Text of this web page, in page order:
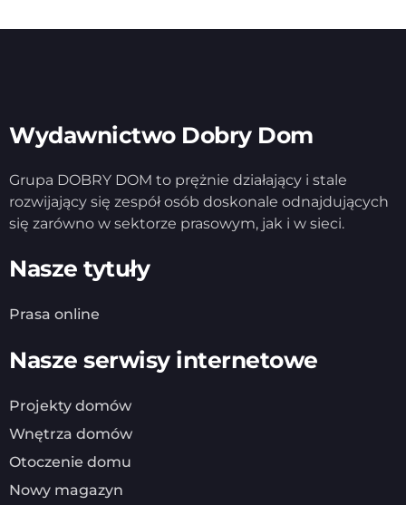
Wydawnictwo Dobry Dom
Grupa DOBRY DOM to prężnie działający i stale
rozwijający się zespół osób doskonale odnajdujących
się zarówno w sektorze prasowym, jak i w sieci.
Nasze tytuły
Prasa online
Nasze serwisy internetowe
Projekty domów
Wnętrza domów
Otoczenie domu
Nowy magazyn